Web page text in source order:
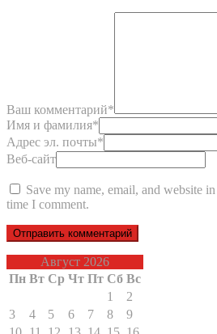
Ваш комментарий*
Имя и фамилия*
Адрес эл. почты*
Веб-сайт
Save my name, email, and website
time I comment.
Август 2026
Пн Вт Ср Чт Пт Сб Вс
1
2
3
4 5 6 7 8
9